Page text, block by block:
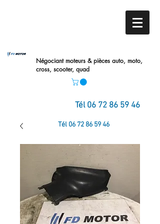
Négociant moteurs & pièces auto, moto,
cross, scooter, quad
Tél 06 72 86 59 46
Tél 06 72 86 59 46